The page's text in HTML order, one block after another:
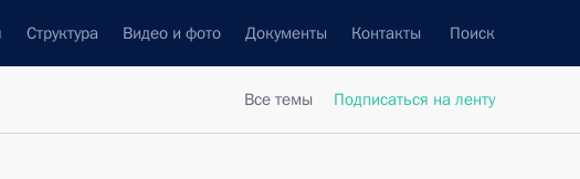
Структура Видео и фото Документы Контакты Поиск
Все темы Подписаться на ленту